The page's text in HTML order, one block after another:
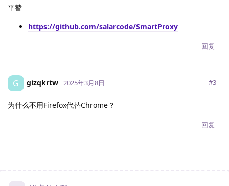
平替
https://github.com/salarcode/SmartProxy
回复
G gizqkrtw 2025年3月8日 #3
为什么不用Firefox代替Chrome？
回复